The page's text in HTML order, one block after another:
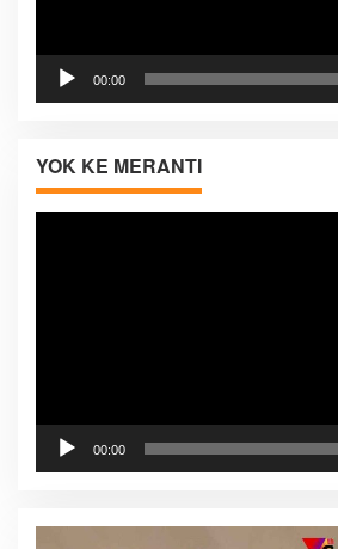
00:00
YOK KE MERANTI
00:00